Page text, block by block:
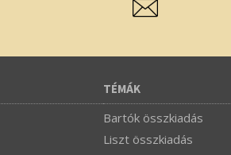
TÉMÁK
Bartók összkiadás
Liszt összkiadás